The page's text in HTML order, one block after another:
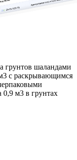
шаландами
с раскрывающимся
0,9 м3 в грунтах